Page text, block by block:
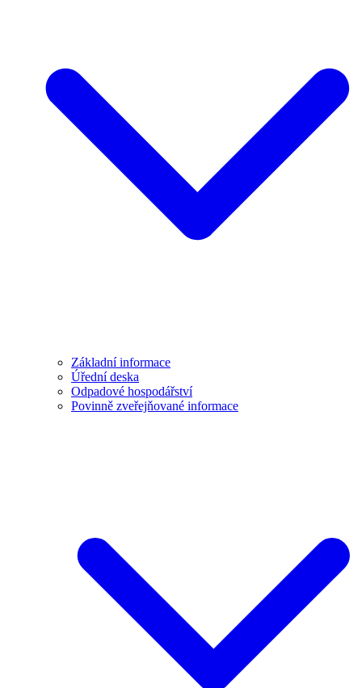
Základní informace
Úřední deska
Odpadové hospodářství
Povinně zveřejňované informace